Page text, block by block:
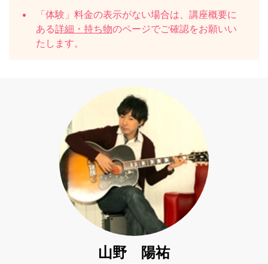
「体験」料金の表示がない場合は、講座概要に
ある詳細・持ち物のページでご確認をお願いい
たします。
山野 陽祐